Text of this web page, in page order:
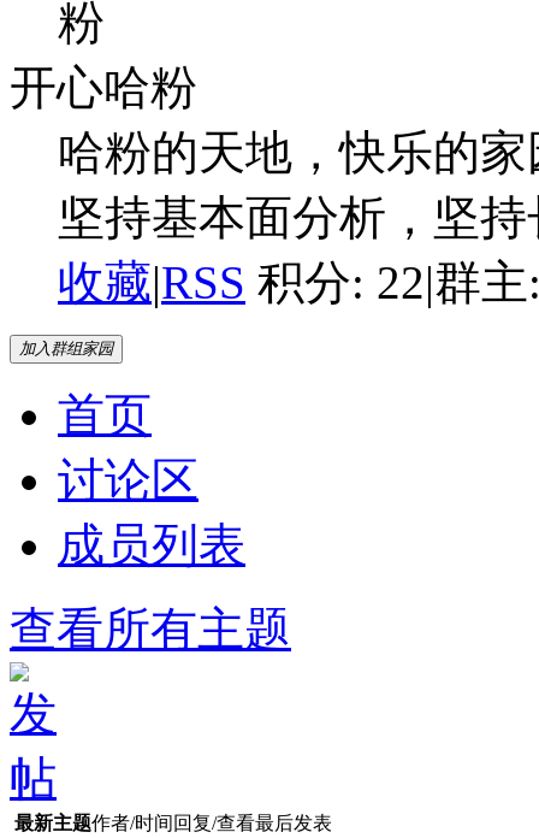
开心哈粉
哈粉的天地，快乐的家
坚持基本面分析，坚
收藏|RSS 积分: 22|群
加入群组家园
首页
讨论区
成员列表
查看所有主题
最新主题作者/时间 回复/查看最后发表